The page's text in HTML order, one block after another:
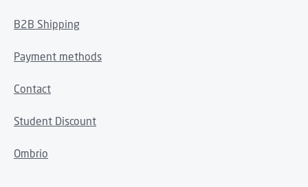
B2B Shipping
Payment methods
Contact
Student Discount
Ombrio